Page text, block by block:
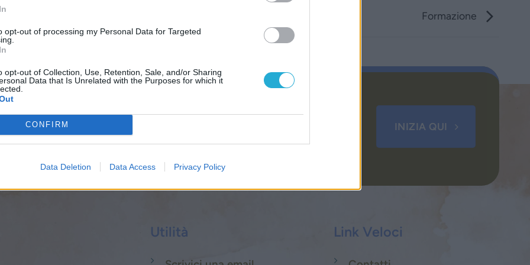
opt-out of processing my Personal Data for Targeted
opt-out of Collection, Use, Retention, Sale, and/or Sharing
Data that Is Unrelated with the Purposes for which it
CONFIRM
Data Deletion Data Access Privacy Policy
Formazione
può farsi la domanda:
cosa vuoi che io faccia?”.
INIZIA QUI
Utilità Link Veloci